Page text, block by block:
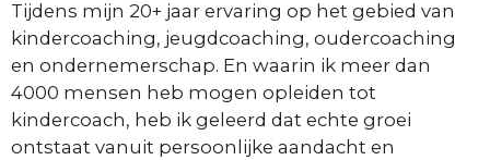
Tijdens mijn 20+ jaar ervaring op het gebied van
kindercoaching, jeugdcoaching, oudercoaching
en ondernemerschap. En waarin ik meer dan
4000 mensen heb mogen opleiden tot
kindercoach, heb ik geleerd dat echte groei
ontstaat vanuit persoonlijke aandacht en